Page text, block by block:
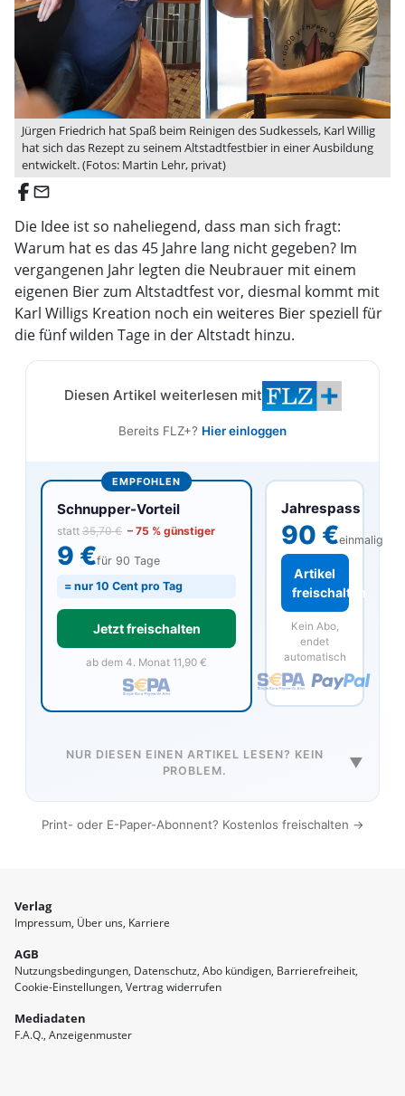
Jürgen Friedrich hat Spaß beim Reinigen des Sudkessels, Karl Willig
hat sich das Rezept zu seinem Altstadtfestbier in einer Ausbildung
entwickelt. (Fotos: Martin Lehr, privat)
email
Die Idee ist so naheliegend, dass man sich fragt:
Warum hat es das 45 Jahre lang nicht gegeben? Im
vergangenen Jahr legten die Neubrauer mit einem
eigenen Bier zum Altstadtfest vor, diesmal kommt mit
Karl Willigs Kreation noch ein weiteres Bier speziell für
die fünf wilden Tage in der Altstadt hinzu.
Diesen Artikel weiterlesen mit
Bereits FLZ+? Hier einloggen
Jahrespass
90 €einmalig
Artikel
freischalten
Kein Abo,
endet
automatisch
EMPFOHLEN
Schnupper-Vorteil
statt 35,70 € – 75 % günstiger
9 €für 90 Tage
= nur 10 Cent pro Tag
Jetzt freischalten
ab dem 4. Monat 11,90 €
NUR DIESEN EINEN ARTIKEL LESEN? KEIN
PROBLEM.
▼
Print- oder E-Paper-Abonnent? Kostenlos freischalten →
Verlag
Impressum Über uns Karriere
AGB
Nutzungsbedingungen Datenschutz Abo kündigen Barrierefreiheit
Cookie-Einstellungen Vertrag widerrufen
Mediadaten
F.A.Q. Anzeigenmuster